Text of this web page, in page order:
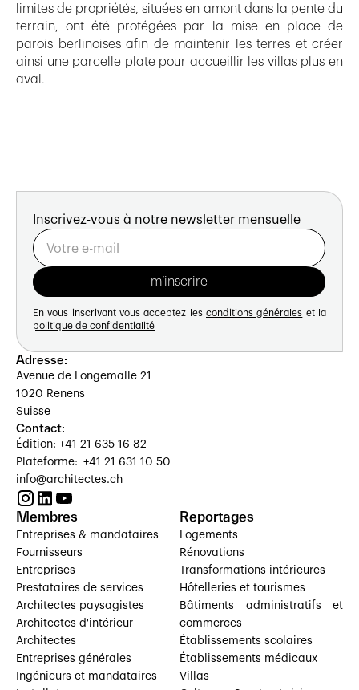
limites de propriétés, situées en amont dans la pente du
terrain, ont été protégées par la mise en place de
parois berlinoises afin de maintenir les terres et créer
ainsi une parcelle plate pour accueillir les villas plus en
aval.
Inscrivez-vous à notre newsletter mensuelle
En vous inscrivant vous acceptez les conditions générales et la
politique de confidentialité
Adresse:
Avenue de Longemalle 21
1020 Renens
Suisse
Contact:
Édition: +41 21 635 16 82
Plateforme: +41 21 631 10 50
info@architectes.ch
Membres
Entreprises & mandataires
Fournisseurs
Entreprises
Prestataires de services
Architectes paysagistes
Architectes d'intérieur
Architectes
Entreprises générales
Ingénieurs et mandataires
Reportages
Logements
Rénovations
Transformations intérieures
Hôtelleries et tourismes
Bâtiments administratifs et
commerces
Établissements scolaires
Établissements médicaux
Villas